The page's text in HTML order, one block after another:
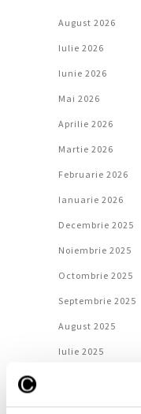
August 2026
Iulie 2026
Iunie 2026
Mai 2026
Aprilie 2026
Martie 2026
Februarie 2026
Ianuarie 2026
Decembrie 2025
Noiembrie 2025
Octombrie 2025
Septembrie 2025
August 2025
Iulie 2025